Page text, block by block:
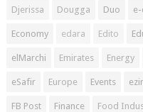
Djerissa Dougga Duo
Economy edara Edito
elMarchi Emirates Energy
eSafir Europe Events
FB Post Finance Food